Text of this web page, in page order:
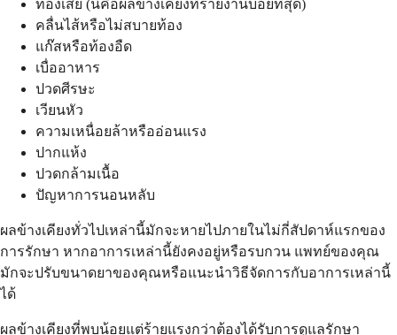
ท้องเสีย (นี่คือผลข้างเคียงที่รายงานบ่อยที่สุด)
คลื่นไส้หรือไม่สบายท้อง
แก๊สหรือท้องอืด
เบื่ออาหาร
ปวดศีรษะ
เวียนหัว
ความเหนื่อยล้าหรืออ่อนแรง
ปากแห้ง
ปวดกล้ามเนื้อ
ปัญหาการนอนหลับ
ผลข้างเคียงทั่วไปเหล่านี้มักจะหายไปภายในไม่กี่สัปดาห์แรกของ
การรักษา หากอาการเหล่านี้ยังคงอยู่หรือรบกวน แพทย์ของคุณ
มักจะปรับขนาดยาของคุณหรือแนะนำวิธีจัดการกับอาการเหล่านี้
ได้
ผลข้างเคียงที่พบน้อยแต่ร้ายแรงกว่าต้องได้รับการดูแลรักษา